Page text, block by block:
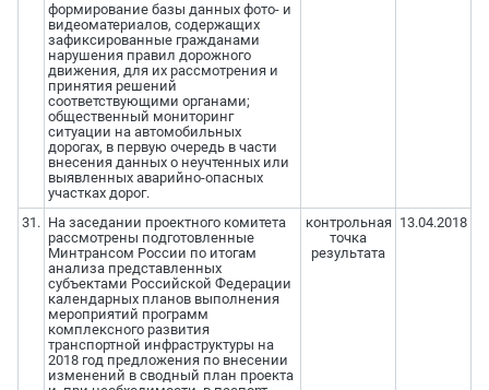
формирование базы данных фото- и
видеоматериалов, содержащих
зафиксированные гражданами
нарушения правил дорожного
движения, для их рассмотрения и
принятия решений
соответствующими органами;
общественный мониторинг
ситуации на автомобильных
дорогах, в первую очередь в части
внесения данных о неучтенных или
выявленных аварийно-опасных
участках дорог.
31. На заседании проектного комитета
рассмотрены подготовленные
Минтрансом России по итогам
анализа представленных
субъектами Российской Федерации
календарных планов выполнения
мероприятий программ
комплексного развития
транспортной инфраструктуры на
2018 год предложения по внесении
изменений в сводный план проекта
контрольная
точка
результата
13.04.2018